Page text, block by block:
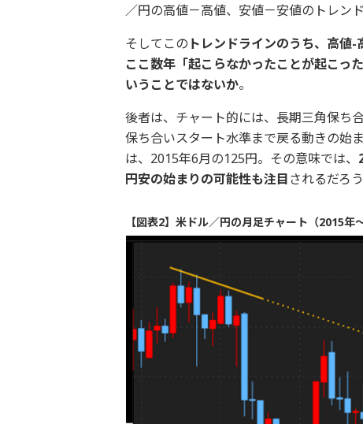
／円の高値－高値、安値－安値のトレン
そしてこの トレンドラインのうち、高値
ここ数年「起こらなかったことが起こっ
いうことではないか。
後者は、チャート的には、長期三角保ち
保ち合いスタート水準まで戻る動きの始
は、2015年6月の125円。その意味では、
円安の始まりの可能性も注目されるだろう
【図表2】米ドル／円の月足チャート（2015年～